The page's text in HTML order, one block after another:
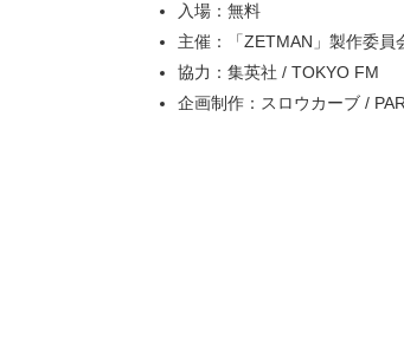
入場：無料
主催：「ZETMAN」製作委員
協力：集英社 / TOKYO FM
企画制作：スロウカーブ /